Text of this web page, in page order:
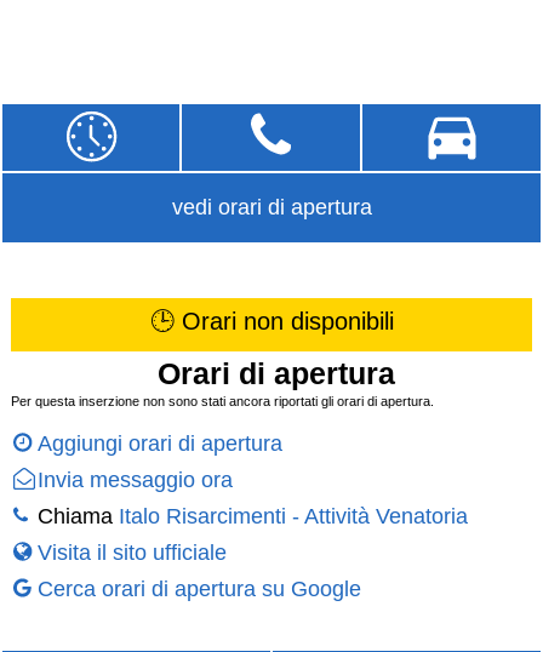
vedi orari di apertura
🕒 Orari non disponibili
Orari di apertura
Per questa inserzione non sono stati ancora riportati gli orari di apertura.
Aggiungi orari di apertura
Invia messaggio ora
Chiama Italo Risarcimenti - Attività Venatoria
Visita il sito ufficiale
Cerca orari di apertura su Google